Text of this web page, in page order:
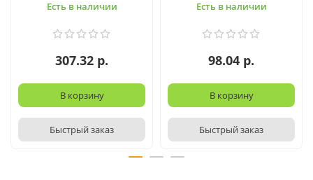
Есть в наличии
307.32 р.
В корзину
Быстрый заказ
Есть в наличии
98.04 р.
В корзину
Быстрый заказ